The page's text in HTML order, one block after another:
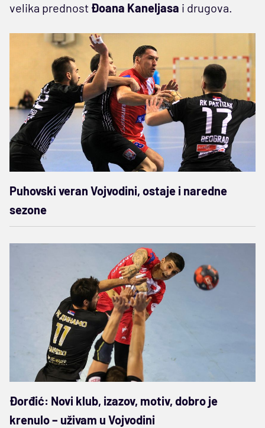
velika prednost Đoana Kaneljasa i drugova.
Puhovski veran Vojvodini, ostaje i naredne
sezone
Đorđić: Novi klub, izazov, motiv, dobro je
krenulo – uživam u Vojvodini